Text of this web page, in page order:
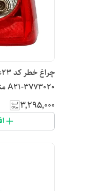
A21-3773020 مناسب برای ام وی ام 530
۳٬۲۹۵٬۰۰۰